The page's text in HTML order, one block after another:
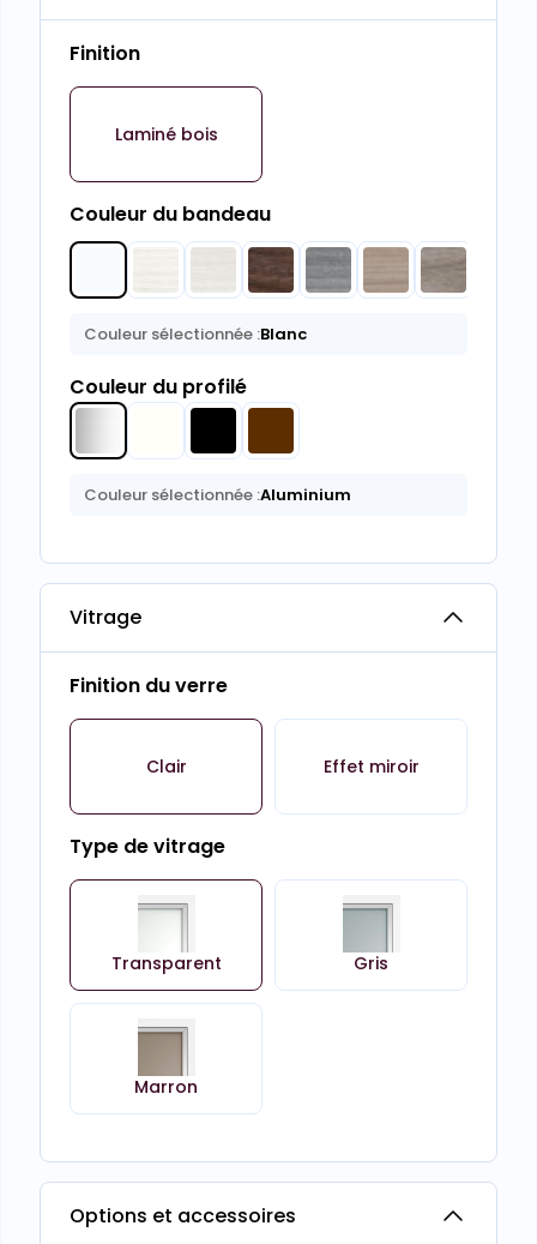
Finition
Laminé bois
Couleur du bandeau
Couleur sélectionnée :Blanc
Couleur du profilé
Couleur sélectionnée :Aluminium
Vitrage
Finition du verre
Clair Effet miroir
Type de vitrage
Transparent Gris
Marron
Options et accessoires